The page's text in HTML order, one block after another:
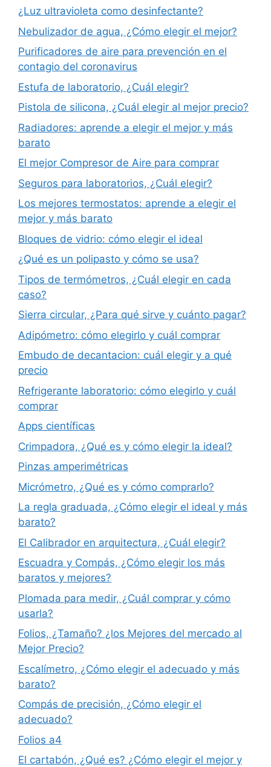
¿Luz ultravioleta como desinfectante?
Nebulizador de agua, ¿Cómo elegir el mejor?
Purificadores de aire para prevención en el
contagio del coronavirus
Estufa de laboratorio, ¿Cuál elegir?
Pistola de silicona, ¿Cuál elegir al mejor precio?
Radiadores: aprende a elegir el mejor y más
barato
El mejor Compresor de Aire para comprar
Seguros para laboratorios, ¿Cuál elegir?
Los mejores termostatos: aprende a elegir el
mejor y más barato
Bloques de vidrio: cómo elegir el ideal
¿Qué es un polipasto y cómo se usa?
Tipos de termómetros, ¿Cuál elegir en cada
caso?
Sierra circular, ¿Para qué sirve y cuánto pagar?
Adipómetro: cómo elegirlo y cuál comprar
Embudo de decantacion: cuál elegir y a qué
precio
Refrigerante laboratorio: cómo elegirlo y cuál
comprar
Apps científicas
Crimpadora, ¿Qué es y cómo elegir la ideal?
Pinzas amperimétricas
Micrómetro, ¿Qué es y cómo comprarlo?
La regla graduada, ¿Cómo elegir el ideal y más
barato?
El Calibrador en arquitectura, ¿Cuál elegir?
Escuadra y Compás, ¿Cómo elegir los más
baratos y mejores?
Plomada para medir, ¿Cuál comprar y cómo
usarla?
Folios, ¿Tamaño? ¿los Mejores del mercado al
Mejor Precio?
Escalímetro, ¿Cómo elegir el adecuado y más
barato?
Compás de precisión, ¿Cómo elegir el
adecuado?
Folios a4
El cartabón, ¿Qué es? ¿Cómo elegir el mejor y